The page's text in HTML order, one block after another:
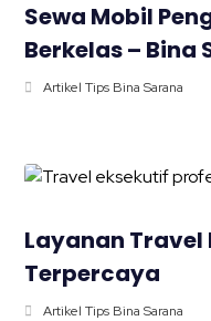
Sewa Mobil
Berkelas – Bina
Artikel Tips Bina Sarana
Layanan Travel
Terpercaya
Artikel Tips Bina Sarana